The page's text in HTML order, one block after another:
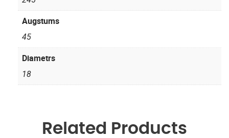
Augstums
45
Diametrs
18
Related Products